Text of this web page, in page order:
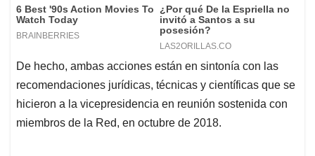
De hecho, ambas acciones están en sintonía con las
recomendaciones jurídicas, técnicas y científicas que se
hicieron a la vicepresidencia en reunión sostenida con
miembros de la Red, en octubre de 2018.